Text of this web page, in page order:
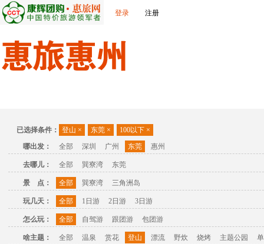
登录 注册
已选择条件： 登山 × 东莞 × 100以下 ×
哪出发：
全部 深圳 广州 东莞 惠州
去哪儿： 全部 巽寮湾 东莞
景 点： 全部 巽寮湾 三角洲岛
玩几天： 全部 1日游 2日游 3日游
怎么玩： 全部 自驾游 跟团游 包团游
啥主题： 全部 温泉 赏花 登山 漂流 野炊 烧烤 主题公园